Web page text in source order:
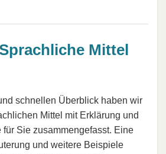
Mittel
schnellen Überblick haben wir
Mittel mit Erklärung und
für Sie zusammengefasst. Eine
und weitere Beispiele